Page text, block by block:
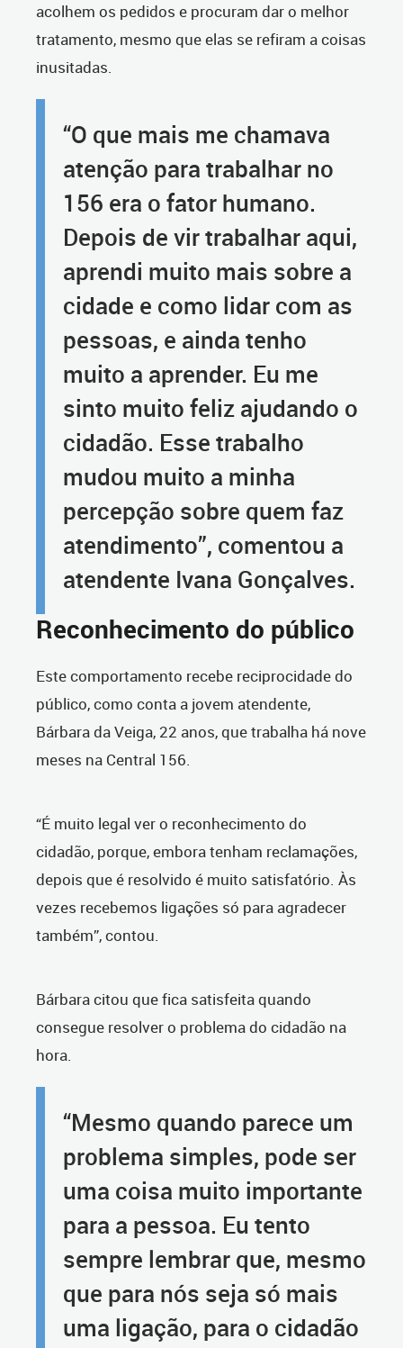
acolhem os pedidos e procuram dar o melhor
tratamento, mesmo que elas se refiram a coisas
inusitadas.
“O que mais me chamava
atenção para trabalhar no
156 era o fator humano.
Depois de vir trabalhar aqui,
aprendi muito mais sobre a
cidade e como lidar com as
pessoas, e ainda tenho
muito a aprender. Eu me
sinto muito feliz ajudando o
cidadão. Esse trabalho
mudou muito a minha
percepção sobre quem faz
atendimento”, comentou a
atendente Ivana Gonçalves.
Reconhecimento do público
Este comportamento recebe reciprocidade do
público, como conta a jovem atendente,
Bárbara da Veiga, 22 anos, que trabalha há nove
meses na Central 156.
“É muito legal ver o reconhecimento do
cidadão, porque, embora tenham reclamações,
depois que é resolvido é muito satisfatório. Às
vezes recebemos ligações só para agradecer
também”, contou.
Bárbara citou que fica satisfeita quando
consegue resolver o problema do cidadão na
hora.
“Mesmo quando parece um
problema simples, pode ser
uma coisa muito importante
para a pessoa. Eu tento
sempre lembrar que, mesmo
que para nós seja só mais
uma ligação, para o cidadão